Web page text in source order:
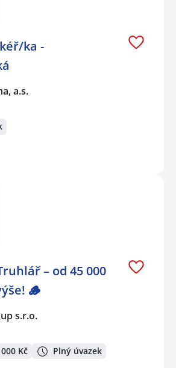
ka -
a.s.
– od 45 000
🪵
s.r.o.
Kč Plný úvazek